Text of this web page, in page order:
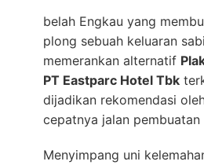
belah Engkau yang
plong sebuah keluaran
memerankan alternatif
PT Eastparc Hotel Tbk
dijadikan rekomendasi
cepatnya jalan pembuatan
Menyimpang uni